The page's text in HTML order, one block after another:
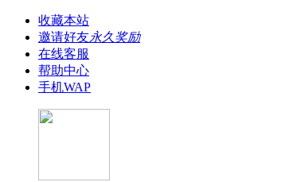
收藏本站
邀请好友永久奖励
在线客服
帮助中心
手机WAP